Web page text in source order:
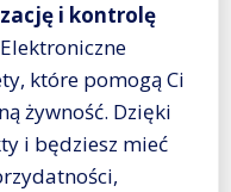
i kontrolę
Elektroniczne
które pomogą Ci
żywność. Dzięki
i będziesz mieć